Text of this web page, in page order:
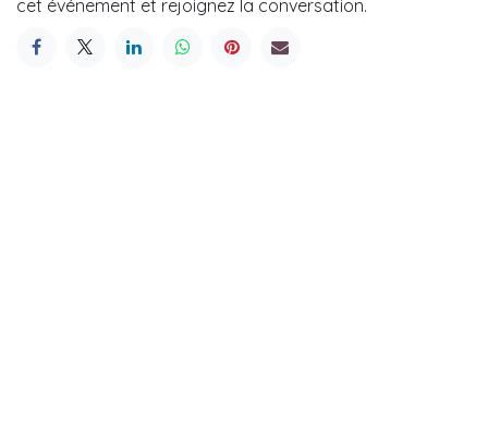
cet événement et rejoignez la conversation.